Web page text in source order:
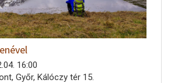
16:00
Győr, Kálóczy tér 15.